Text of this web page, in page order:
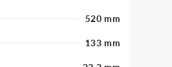
520 mm
133 mm